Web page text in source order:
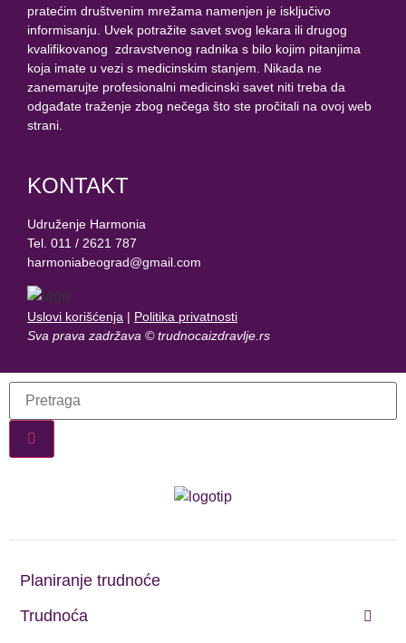
pratećim društvenim mrežama namenjen je isključivo
informisanju. Uvek potražite savet svog lekara ili drugog
kvalifikovanog zdravstvenog radnika s bilo kojim pitanjima
koja imate u vezi s medicinskim stanjem. Nikada ne
zanemarujte profesionalni medicinski savet niti treba da
odgađate traženje zbog nečega što ste pročitali na ovoj web
strani.
KONTAKT
Udruženje Harmonia
Tel. 011 / 2621 787
harmoniabeograd@gmail.com
Uslovi korišćenja | Politika privatnosti
Sva prava zadržava © trudnocaizdravlje.rs
Planiranje trudnoće
Trudnoća